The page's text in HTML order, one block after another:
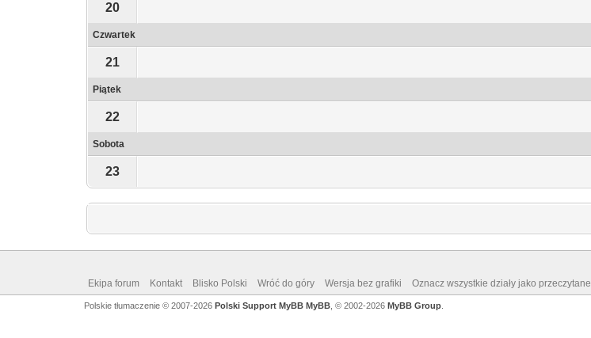
20
Czwartek
21
Piątek
22
Sobota
23
Ekipa forum Kontakt Blisko Polski Wróć do góry Wersja bez grafiki Oznacz wszystkie działy jako przeczytane
Polskie tłumaczenie © 2007-2026 Polski Support MyBB MyBB, © 2002-2026 MyBB Group.